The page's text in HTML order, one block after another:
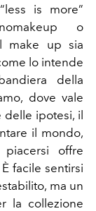
is more”
o
make up sia
lo intende
della
dove vale
delle ipotesi, il
il mondo,
offre
facile sentirsi
ma un
la collezione